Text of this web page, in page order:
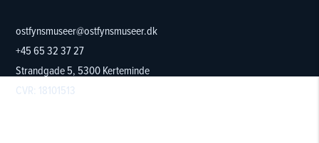
ostfynsmuseer@ostfynsmuseer.dk
+45 65 32 37 27
Strandgade 5, 5300 Kerteminde
CVR: 18101513